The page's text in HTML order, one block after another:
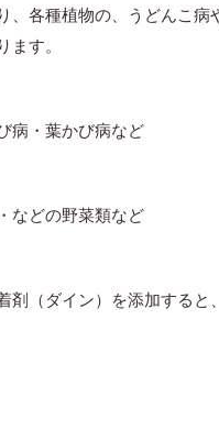
、各種植物の、うどんこ
す。
病・葉かび病など
などの野菜類など
（ダイン）を添加すると